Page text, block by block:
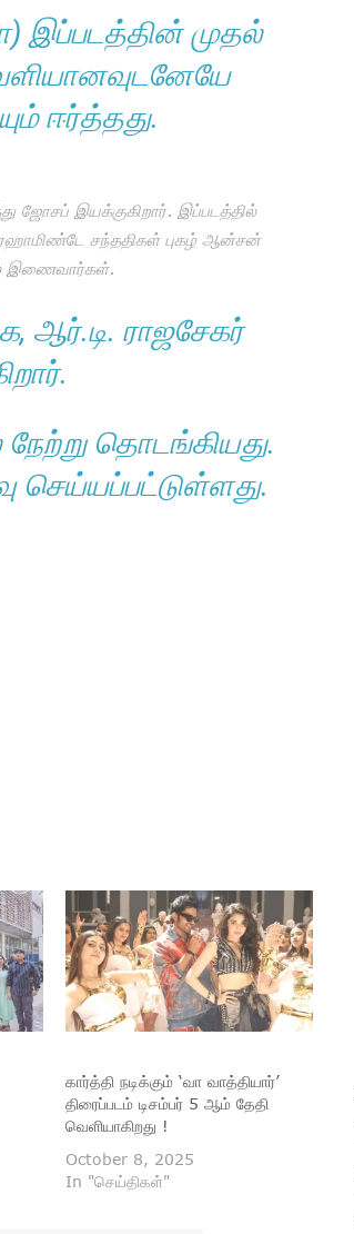
இப்படத்தின் முதல்
ஈர்த்தது.
ஜோசப் இயக்குகிறார். இப்படத்தில்
சந்ததிகள் புகழ் ஆன்சன்
இணைவார்கள்.
ராஜசேகர்
நேற்று தொடங்கியது.
செய்யப்பட்டுள்ளது.
கார்த்தி நடிக்கும் ‘வா வாத்தியார்’
திரைப்படம் டிசம்பர் 5 ஆம் தேதி
வெளியாகிறது !
October 8, 2025
In "செய்திகள்"